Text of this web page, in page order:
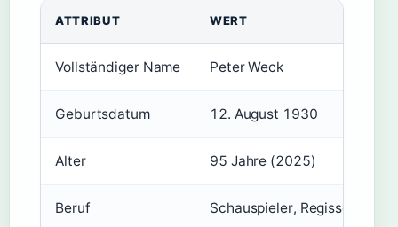
ATTRIBUT WERT
Vollständiger Name Peter Weck
Geburtsdatum 12. August 1930
Alter 95 Jahre (2025)
Beruf Schauspieler, Regisseur,